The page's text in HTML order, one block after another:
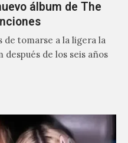
álbum de The
de tomarse a la ligera la
de los seis años